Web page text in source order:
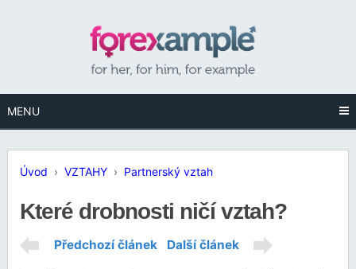
MENU
Úvod › VZTAHY› Partnerský vztah
Které drobnosti ničí vztah?
Předchozí článek Další článek